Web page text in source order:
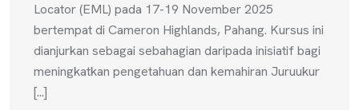
Locator (EML) pada 17-19 November 2025
bertempat di Cameron Highlands, Pahang. Kursus ini
dianjurkan sebagai sebahagian daripada inisiatif bagi
meningkatkan pengetahuan dan kemahiran Juruukur
[...]